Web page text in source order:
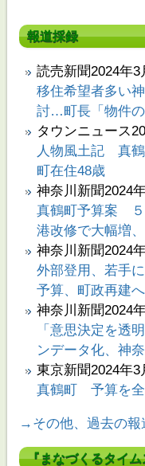
報道採録
読売新聞2024年3
移住希望者多い
討…町長「物件の
タウンニュース
人物風土記 真
町在住48歳
神奈川新聞2024
真鶴町予算案
港改修で大幅増
神奈川新聞2024
外部登用、若手
予算、町政再建
神奈川新聞2024
「意思決定を透
ンデータ化、神
東京新聞2024年3
真鶴町 予算を
→その他、過去の報
『まなづくるタイ